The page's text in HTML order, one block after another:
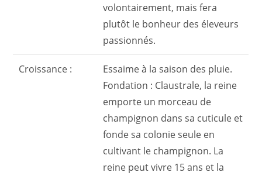
volontairement, mais fera
plutôt le bonheur des éleveurs
passionnés.
Croissance :
Essaime à la saison des pluie.
Fondation : Claustrale, la reine
emporte un morceau de
champignon dans sa cuticule et
fonde sa colonie seule en
cultivant le champignon. La
reine peut vivre 15 ans et la